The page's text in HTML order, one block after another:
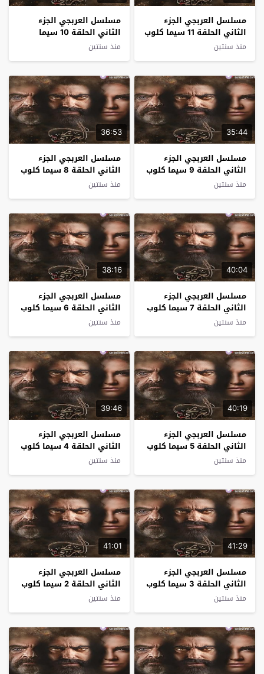
مسلسل العربجي الجزء
الثاني الحلقة 11 سيما كلوب
منذ سنتين
مسلسل العربجي الجزء
الثاني الحلقة 10 سيما
كلوب
منذ سنتين
35:44
مسلسل العربجي الجزء
الثاني الحلقة 9 سيما كلوب
منذ سنتين
36:53
مسلسل العربجي الجزء
الثاني الحلقة 8 سيما كلوب
منذ سنتين
40:04
مسلسل العربجي الجزء
الثاني الحلقة 7 سيما كلوب
منذ سنتين
38:16
مسلسل العربجي الجزء
الثاني الحلقة 6 سيما كلوب
منذ سنتين
40:19
مسلسل العربجي الجزء
الثاني الحلقة 5 سيما كلوب
منذ سنتين
39:46
مسلسل العربجي الجزء
الثاني الحلقة 4 سيما كلوب
منذ سنتين
41:29
مسلسل العربجي الجزء
الثاني الحلقة 3 سيما كلوب
منذ سنتين
41:01
مسلسل العربجي الجزء
الثاني الحلقة 2 سيما كلوب
منذ سنتين